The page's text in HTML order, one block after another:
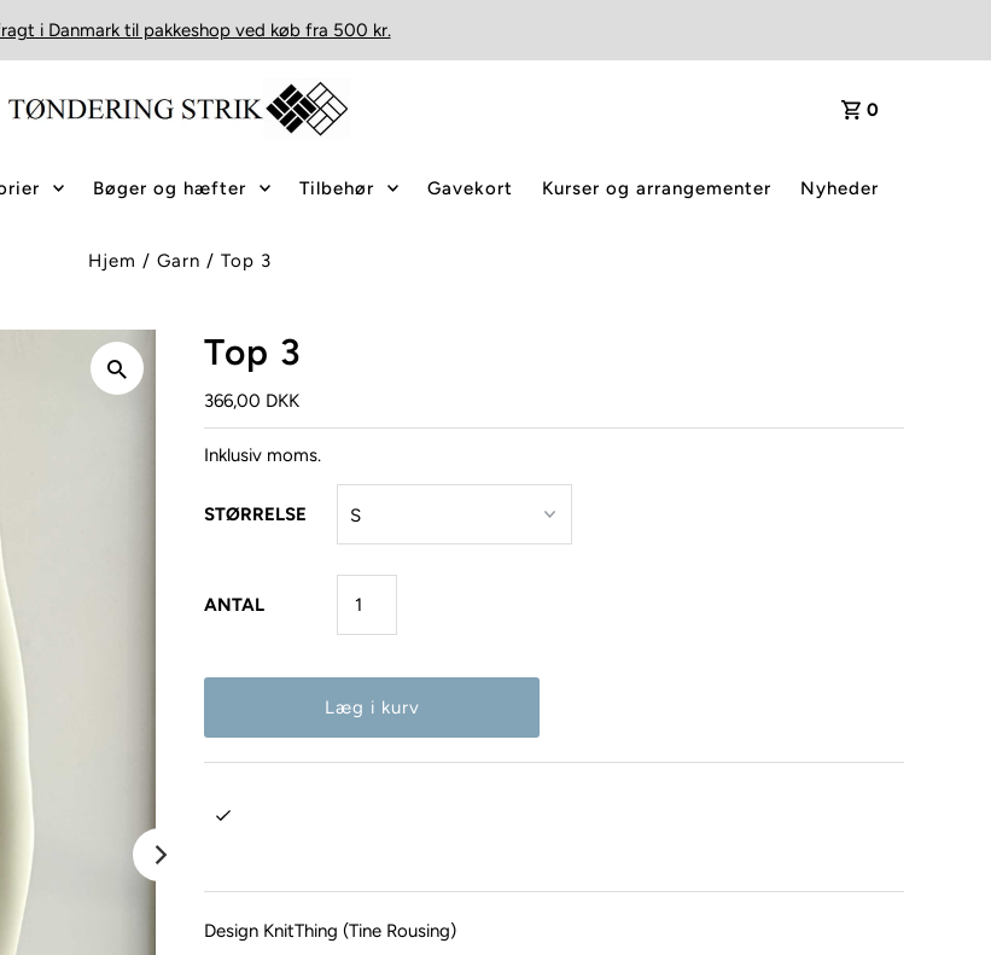
i Danmark til pakkeshop ved køb fra 500 kr.
0
Bøger og hæfter Tilbehør Gavekort Kurser og arrangementer Nyheder
Hjem / Garn / Top 3
Top 3
366,00 DKK
Inklusiv moms.
STØRRELSE
ANTAL
Design KnitThing (Tine Rousing)